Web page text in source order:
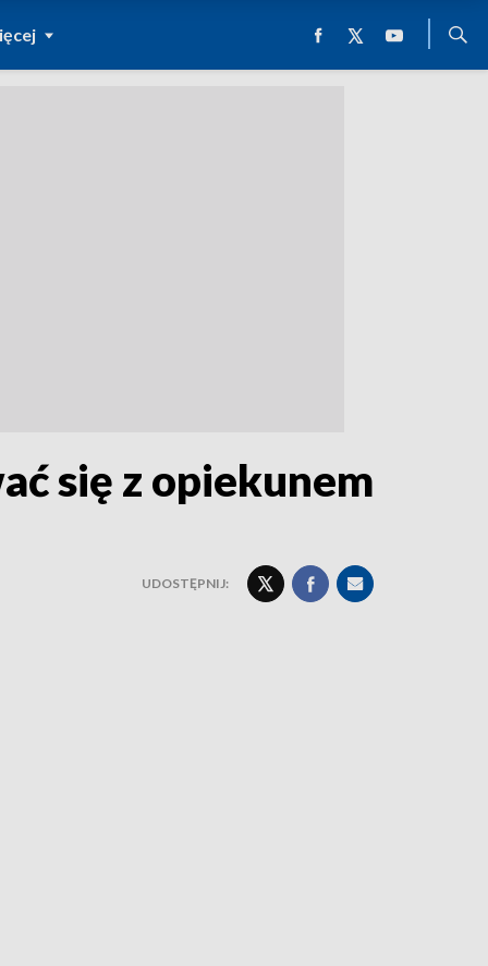
się z opiekunem
UDOSTĘPNIJ: